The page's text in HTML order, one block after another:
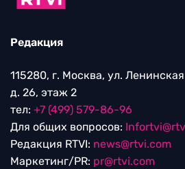
Редакция
115280, г. Москва, ул.
д. 26, этаж 2
тел: +7 (499) 579-86-96
Для общих вопросов:
Редакция RTVI: news@rtvi.com
Маркетинг/PR: pr@rtvi.com